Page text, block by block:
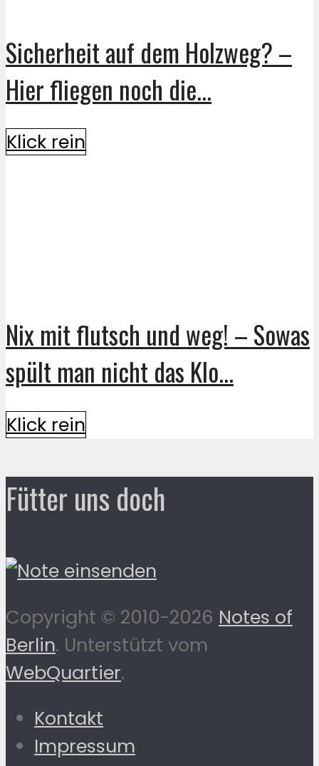
Sicherheit auf dem Holzweg? –
Hier fliegen noch die...
Klick rein
Nix mit flutsch und weg! – Sowas
spült man nicht das Klo...
Klick rein
Fütter uns doch
Copyright © 2010-2026 Notes of
Berlin. Unterstützt vom
WebQuartier.
Kontakt
Impressum